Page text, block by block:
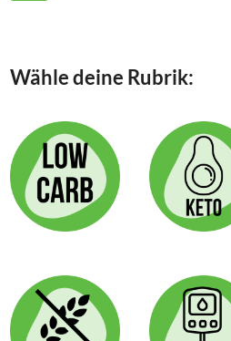
Wähle deine Rubrik: